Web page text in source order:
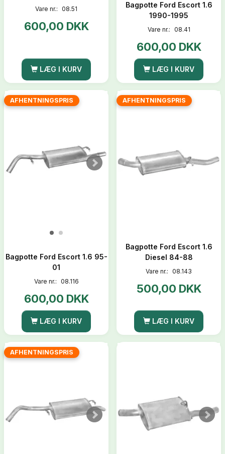
Vare nr.: 08.51
600,00 DKK
LÆG I KURV
Bagpotte Ford Escort 1.6
1990-1995
Vare nr.: 08.41
600,00 DKK
LÆG I KURV
AFHENTNINGSPRIS
Bagpotte Ford Escort 1.6 95-
01
Vare nr.: 08.116
600,00 DKK
LÆG I KURV
AFHENTNINGSPRIS
Bagpotte Ford Escort 1.6
Diesel 84-88
Vare nr.: 08.143
500,00 DKK
LÆG I KURV
AFHENTNINGSPRIS